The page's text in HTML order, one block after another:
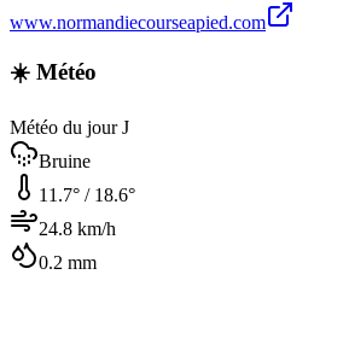
www.normandiecourseapied.com
☀️ Météo
Météo du jour J
Bruine
11.7° / 18.6°
24.8 km/h
0.2 mm